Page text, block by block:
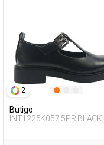
2
Butigo
INT1225K057 5PR BLACK